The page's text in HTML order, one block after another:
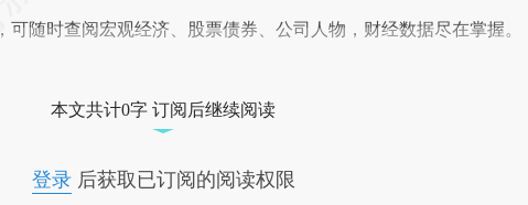
，可随时查阅宏观经济、股票债券、公司人物，财经数据尽在掌握。
本文共计0字 订阅后继续阅读
登录后获取已订阅的阅读权限